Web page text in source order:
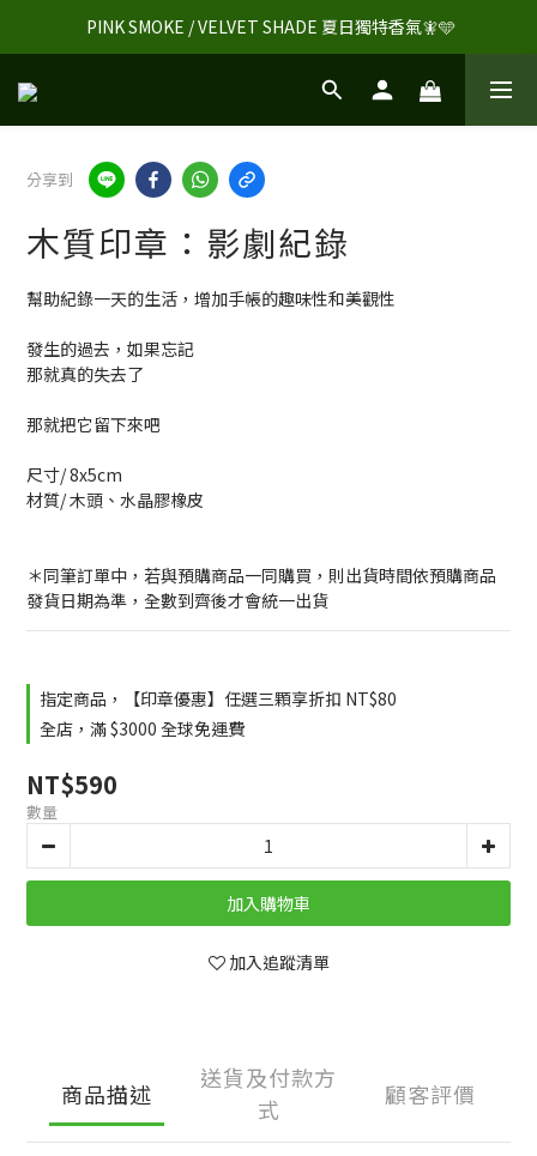
PINK SMOKE / VELVET SHADE 夏日獨特香氣🧚🩵
分享到
木質印章：影劇紀錄
幫助紀錄一天的生活，增加手帳的趣味性和美觀性
發生的過去，如果忘記
那就真的失去了
那就把它留下來吧
尺寸/ 8x5cm
材質/ 木頭、水晶膠橡皮
＊同筆訂單中，若與預購商品一同購買，則出貨時間依預購商品
發貨日期為準，全數到齊後才會統一出貨
指定商品，【印章優惠】任選三顆享折扣 NT$80
全店，滿 $3000 全球免運費
NT$590
數量
加入購物車
加入追蹤清單
商品描述
送貨及付款方
式
顧客評價